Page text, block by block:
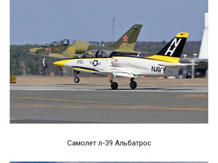
Самолет л-39 Альбатрос